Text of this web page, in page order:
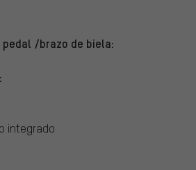
/brazo de biela:
integrado